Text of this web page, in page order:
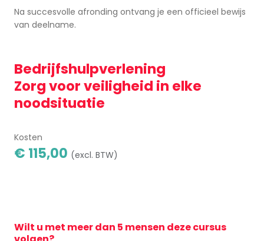
Na succesvolle afronding ontvang je een officieel bewijs
van deelname.
Bedrijfshulpverlening
Zorg voor veiligheid in elke
noodsituatie
Kosten
€ 115,00 (excl. BTW)
Wilt u met meer dan 5 mensen deze cursus